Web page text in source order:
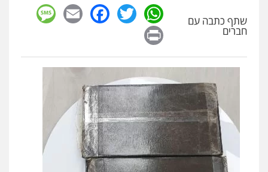
שתף כתבה עם
חברים
WhatsApp
Twitter
Facebook
Email